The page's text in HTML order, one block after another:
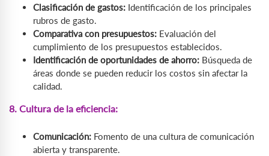
Clasificación de gastos: Identificación de los principales
rubros de gasto.
Comparativa con presupuestos: Evaluación del
cumplimiento de los presupuestos establecidos.
Identificación de oportunidades de ahorro: Búsqueda de
áreas donde se pueden reducir los costos sin afectar la
calidad.
8. Cultura de la eficiencia:
Comunicación: Fomento de una cultura de comunicación
abierta y transparente.